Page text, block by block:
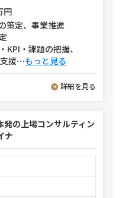
円
策定、事業推進
・課題の把握、
援⋯もっと見る
詳細を見る
の上場コンサルティン
ナ